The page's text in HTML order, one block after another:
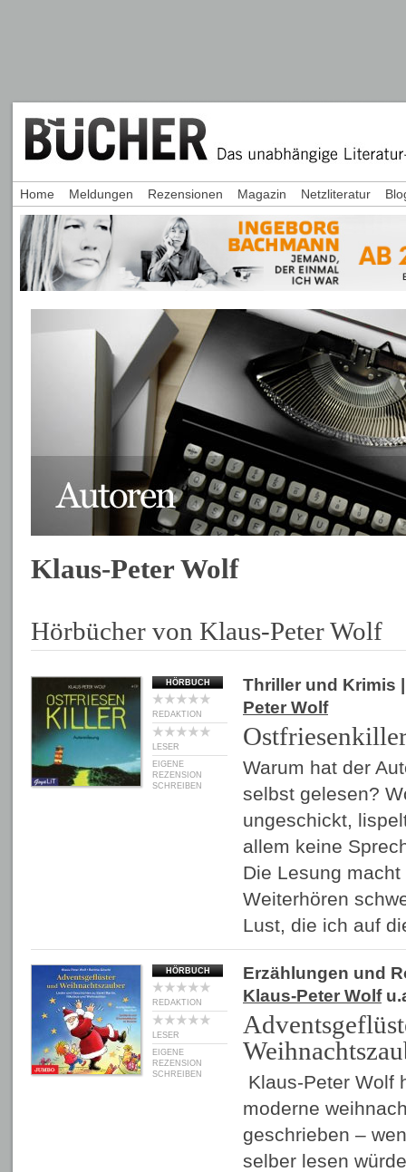
Klaus-Peter Wolf
Hörbücher von Klaus-Peter Wolf
HÖRBUCH
REDAKTION
LESER
EIGENE
REZENSION
SCHREIBEN
Thriller und Krimis
Peter Wolf
Warum hat der
selbst gelesen?
ungeschickt,
allem keine
Die Lesung
Weiterhören
Lust, die ich auf
HÖRBUCH
REDAKTION
LESER
EIGENE
REZENSION
SCHREIBEN
Erzählungen und
Klaus-Peter Wolf
Klaus-Peter Wolf
moderne
geschrieben –
selber lesen
Home Meldungen Rezensionen Magazin Netzliteratur